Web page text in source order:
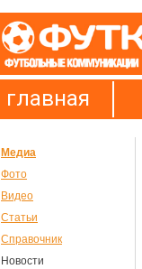
главная
Медиа
Фото
Видео
Статьи
Справочник
Новости